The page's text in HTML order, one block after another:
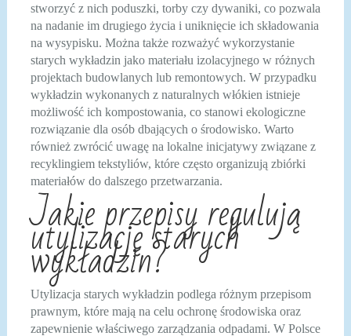
stworzyć z nich poduszki, torby czy dywaniki, co pozwala
na nadanie im drugiego życia i uniknięcie ich składowania
na wysypisku. Można także rozważyć wykorzystanie
starych wykładzin jako materiału izolacyjnego w różnych
projektach budowlanych lub remontowych. W przypadku
wykładzin wykonanych z naturalnych włókien istnieje
możliwość ich kompostowania, co stanowi ekologiczne
rozwiązanie dla osób dbających o środowisko. Warto
również zwrócić uwagę na lokalne inicjatywy związane z
recyklingiem tekstyliów, które często organizują zbiórki
materiałów do dalszego przetwarzania.
Jakie przepisy regulują
utylizację starych
wykładzin?
Utylizacja starych wykładzin podlega różnym przepisom
prawnym, które mają na celu ochronę środowiska oraz
zapewnienie właściwego zarządzania odpadami. W Polsce